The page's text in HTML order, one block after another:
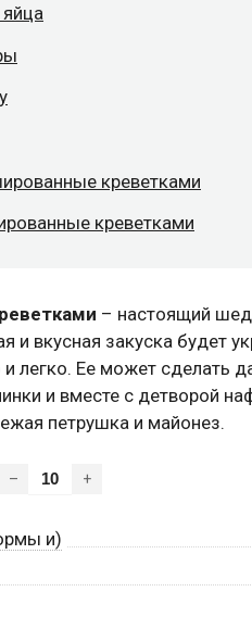
креветками
креветками
– настоящий
и вкусная закуска будет
легко. Ее может сделать
и вместе с детворой
петрушка и майонез.
– +
и)